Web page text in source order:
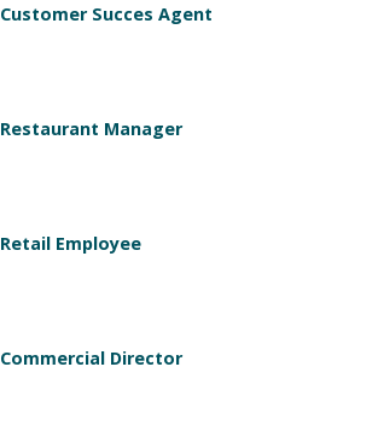
Customer Succes Agent
Restaurant Manager
Retail Employee
Commercial Director